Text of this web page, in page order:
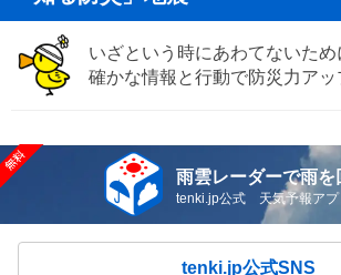
いざという時にあわてないため
確かな情報と行動で防災力アッ
雨雲レーダーで雨を
tenki.jp公式 天気予報アプ
tenki.jp公式SNS